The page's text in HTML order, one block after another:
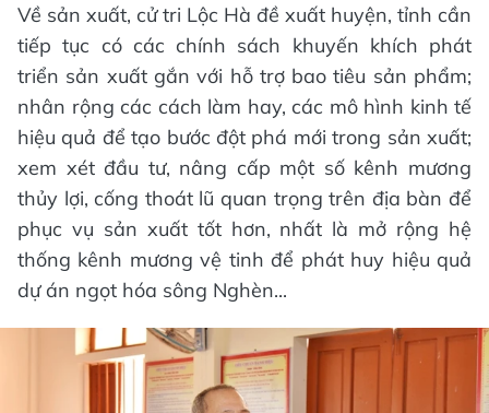
Về sản xuất, cử tri Lộc Hà đề xuất huyện, tỉnh cần
tiếp tục có các chính sách khuyến khích phát
triển sản xuất gắn với hỗ trợ bao tiêu sản phẩm;
nhân rộng các cách làm hay, các mô hình kinh tế
hiệu quả để tạo bước đột phá mới trong sản xuất;
xem xét đầu tư, nâng cấp một số kênh mương
thủy lợi, cống thoát lũ quan trọng trên địa bàn để
phục vụ sản xuất tốt hơn, nhất là mở rộng hệ
thống kênh mương vệ tinh để phát huy hiệu quả
dự án ngọt hóa sông Nghèn...